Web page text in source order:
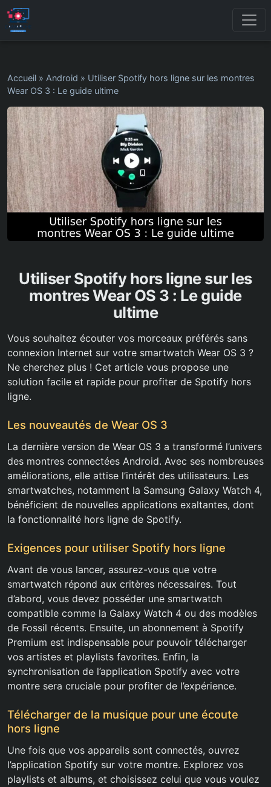
Accueil » Android » Utiliser Spotify hors ligne sur les montres
Wear OS 3 : Le guide ultime
Utiliser Spotify hors ligne sur les
montres Wear OS 3 : Le guide
ultime
Vous souhaitez écouter vos morceaux préférés sans
connexion Internet sur votre smartwatch Wear OS 3 ?
Ne cherchez plus ! Cet article vous propose une
solution facile et rapide pour profiter de Spotify hors
ligne.
Les nouveautés de Wear OS 3
La dernière version de Wear OS 3 a transformé l’univers
des montres connectées Android. Avec ses nombreuses
améliorations, elle attise l’intérêt des utilisateurs. Les
smartwatches, notamment la Samsung Galaxy Watch 4,
bénéficient de nouvelles applications exaltantes, dont
la fonctionnalité hors ligne de Spotify.
Exigences pour utiliser Spotify hors ligne
Avant de vous lancer, assurez-vous que votre
smartwatch répond aux critères nécessaires. Tout
d’abord, vous devez posséder une smartwatch
compatible comme la Galaxy Watch 4 ou des modèles
de Fossil récents. Ensuite, un abonnement à Spotify
Premium est indispensable pour pouvoir télécharger
vos artistes et playlists favorites. Enfin, la
synchronisation de l’application Spotify avec votre
montre sera cruciale pour profiter de l’expérience.
Télécharger de la musique pour une écoute
hors ligne
Une fois que vos appareils sont connectés, ouvrez
l’application Spotify sur votre montre. Explorez vos
playlists et albums, et choisissez celui que vous voulez